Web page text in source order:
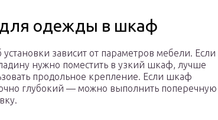
для одежды в шкаф
установки зависит от параметров мебели. Если
нужно поместить в узкий шкаф, лучше
продольное крепление. Если шкаф
глубокий — можно выполнить поперечную